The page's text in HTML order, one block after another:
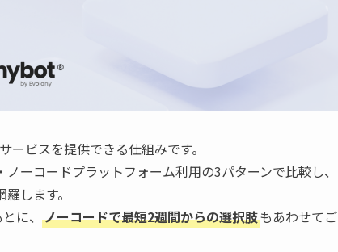
ビスを提供できる仕組みです。
ーコードプラットフォーム利用の3パターンで比較し、
します。
に、 ノーコードで最短2週間からの選択肢もあわせてご